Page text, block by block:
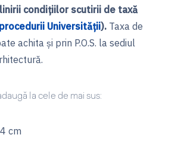
condițiilor scutirii de taxă
Universității). Taxa de
achita și prin P.O.S. la sediul
la cele de mai sus:
cm